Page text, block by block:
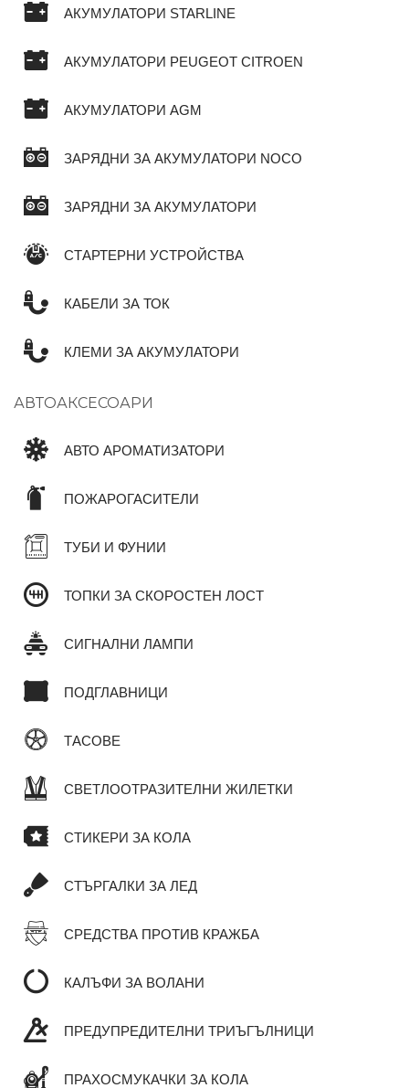
АКУМУЛАТОРИ STARLINE
АКУМУЛАТОРИ PEUGEOT CITROEN
АКУМУЛАТОРИ AGM
ЗАРЯДНИ ЗА АКУМУЛАТОРИ NOCO
ЗАРЯДНИ ЗА АКУМУЛАТОРИ
СТАРТЕРНИ УСТРОЙСТВА
КАБЕЛИ ЗА ТОК
КЛЕМИ ЗА АКУМУЛАТОРИ
АВТОАКСЕСОАРИ
АВТО АРОМАТИЗАТОРИ
ПОЖАРОГАСИТЕЛИ
ТУБИ И ФУНИИ
ТОПКИ ЗА СКОРОСТЕН ЛОСТ
СИГНАЛНИ ЛАМПИ
ПОДГЛАВНИЦИ
ТАСОВЕ
СВЕТЛООТРАЗИТЕЛНИ ЖИЛЕТКИ
СТИКЕРИ ЗА КОЛА
СТЪРГАЛКИ ЗА ЛЕД
СРЕДСТВА ПРОТИВ КРАЖБА
КАЛЪФИ ЗА ВОЛАНИ
ПРЕДУПРЕДИТЕЛНИ ТРИЪГЪЛНИЦИ
ПРАХОСМУКАЧКИ ЗА КОЛА